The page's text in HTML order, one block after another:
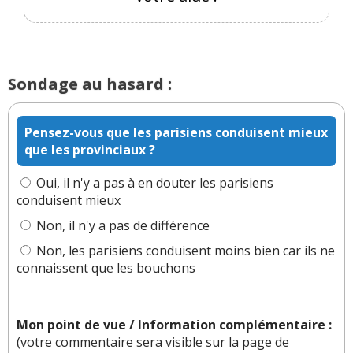
d'accélérateur peuvent générer à la fois du sous-
virage ou du survirage. C'est ça savoir faire
danser une voiture, même quand elle a un
tempérament un peu buté et obtu (à savoir ne
pas être neutre en étant plutôt sous-vireuse ou
survireuse).
Encore merci.
Réagir à ce commentaire
(Votre post sera visible sous le commentaire)
Parcaneslak(Date : 2024-02-21 20:56:01)
Sondage au hasard :
Pensez-vous que les parisiens conduisent mieux
que les provinciaux ?
Oui, il n'y a pas à en douter les parisiens
conduisent mieux
Non, il n'y a pas de différence
Non, les parisiens conduisent moins bien car ils ne
connaissent que les bouchons
Mon point de vue / Information complémentaire :
(votre commentaire sera visible sur la page de